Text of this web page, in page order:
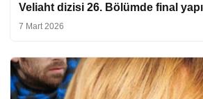
Veliaht dizisi 26. Bölümde final
7 Mart 2026